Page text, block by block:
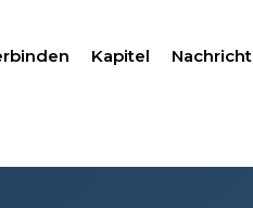
Kapitel